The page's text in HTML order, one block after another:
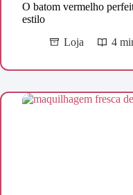
O batom vermelho
estilo
Loja
4